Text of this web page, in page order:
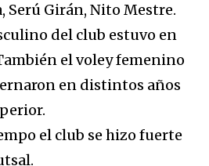
Serú Girán, Nito Mestre.
del club estuvo en
el voley femenino
en distintos años
el club se hizo fuerte